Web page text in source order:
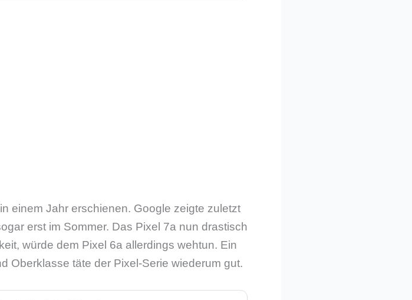
einem Jahr erschienen. Google zeigte zuletzt
erst im Sommer. Das Pixel 7a nun drastisch
würde dem Pixel 6a allerdings wehtun. Ein
Oberklasse täte der Pixel-Serie wiederum gut.